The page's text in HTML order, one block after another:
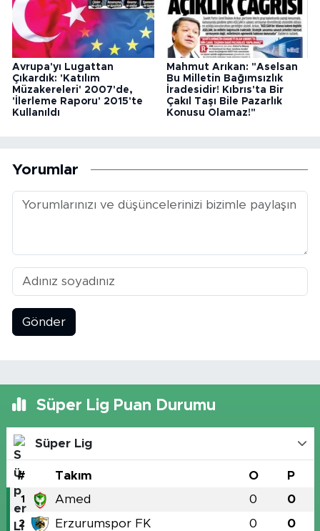
Avrupa'yı Lugattan
Çıkardık: 'Katılım
Müzakereleri' 2007'de,
'İlerleme Raporu' 2015'te
Kullanıldı
Mahmut Arıkan: "Aselsan
Bu Milletin Bağımsızlık
İradesidir! Kıbrıs'ta Bir
Çakıl Taşı Bile Pazarlık
Konusu Olamaz!"
Yorumlar
Gönder
Süper Lig Puan Durumu
Süper Lig
# Takım O P
1 Amed 0 0
2 Erzurumspor FK 0 0